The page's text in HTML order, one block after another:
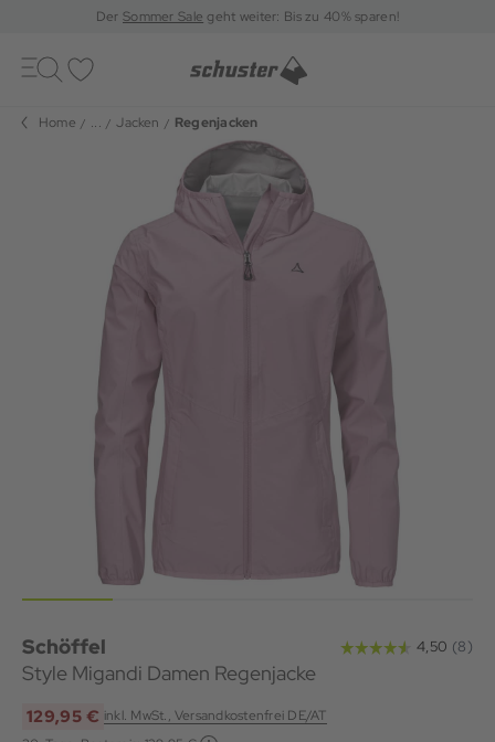
DerSommer Sale geht weiter: Bis zu 40% sparen!
Toggle
navigation
Home ... Jacken Regenjacken
Schöffel
Style Migandi Damen Regenjacke
129,95 € inkl. MwSt., Versandkostenfrei DE/AT